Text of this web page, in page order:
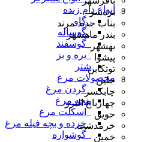
انواع دام زنده
_گاو
_گوساله
_گوسفند
_بره و بز
شتر
محصولات مرغ
_گردن مرغ
پنجه مرغ
_اسکلت مرغ
_خرده و بچه فیله مرغ
_گوشواره
بره‌سر
بناب جدید مرند
بندر ماهشهر
بهشهر
پیشوا
توتکابن
جلین
چابکسر
چهارباغ البرز
حویق
خرمدشت
خمین